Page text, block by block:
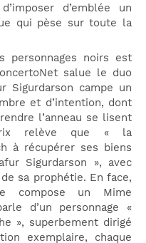
d’emblée un
qui pèse sur toute la
personnages noirs est
salue le duo
Sigurdarson campe un
et d’intention, dont
l’anneau se lisent
relève que « la
à récupérer ses biens
Sigurdarson », avec
sa prophétie. En face,
compose un Mime
d’un personnage «
», superbement dirigé
exemplaire, chaque